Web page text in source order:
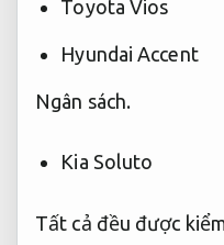
Toyota Vios
Hyundai Accent
Ngân sách.
Kia Soluto
Tất cả đều được